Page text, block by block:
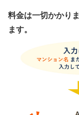
料金は一切かかり
ます。